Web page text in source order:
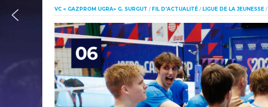
VC « GAZPROM UGRA» G. SURGUT / FIL D'ACTUALITÉ / LIGUE DE LA JEUNESSE /